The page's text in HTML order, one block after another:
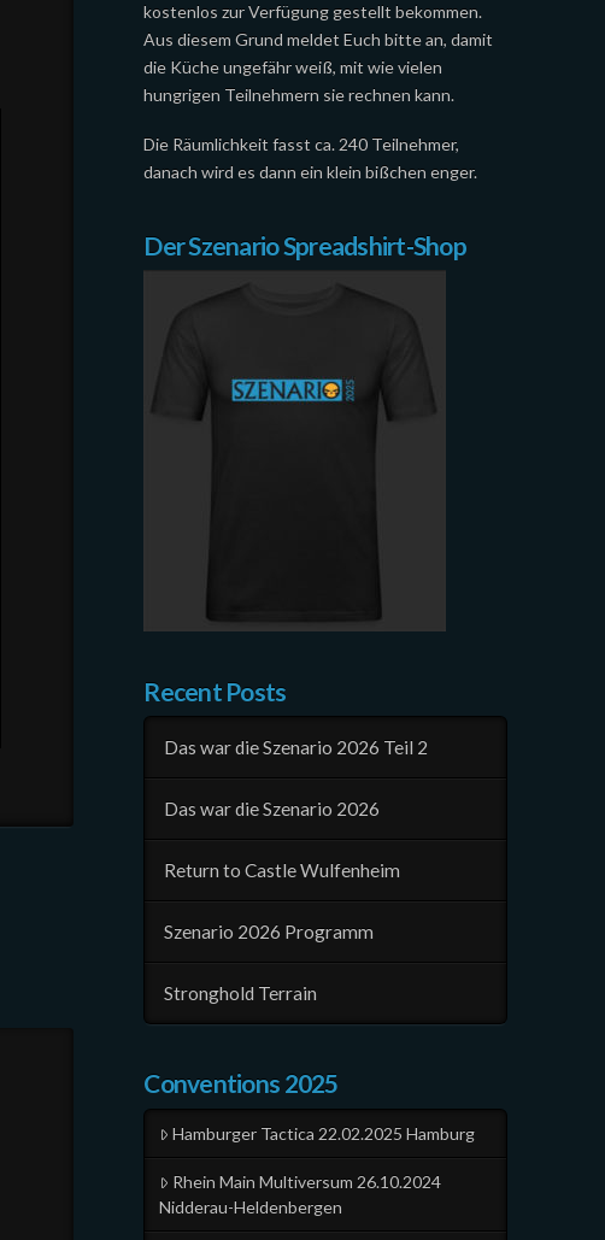
kostenlos zur Verfügung gestellt bekommen.
Aus diesem Grund meldet Euch bitte an, damit
die Küche ungefähr weiß, mit wie vielen
hungrigen Teilnehmern sie rechnen kann.
Die Räumlichkeit fasst ca. 240 Teilnehmer,
danach wird es dann ein klein bißchen enger.
Der Szenario Spreadshirt-Shop
Recent Posts
Das war die Szenario 2026 Teil 2
Das war die Szenario 2026
Return to Castle Wulfenheim
Szenario 2026 Programm
Stronghold Terrain
Conventions 2025
Hamburger Tactica 22.02.2025 Hamburg
Rhein Main Multiversum 26.10.2024
Nidderau-Heldenbergen